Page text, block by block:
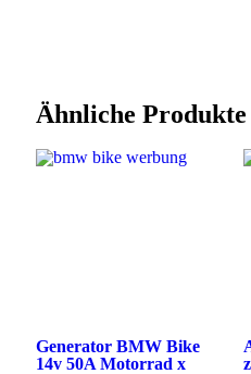
Ähnliche Produkte
Generator BMW Bike
14v 50A Motorrad x